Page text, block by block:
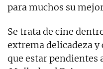
para muchos su
Se trata de cine
extrema delicadeza y
que estar pendientes